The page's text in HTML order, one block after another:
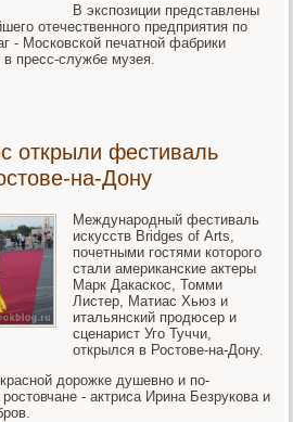
В экспозиции представлены
отечественного предприятия по
- Московской печатной фабрики
пресс-службе музея.
открыли фестиваль
на-Дону
Международный фестиваль
искусств Bridges of Аrts,
почетными гостями которого
стали американские актеры
Марк Дакаскос, Томми
Листер, Матиас Хьюз и
итальянский продюсер и
сценарист Уго Туччи,
открылся в Ростове-на-Дону.
дорожке душевно и по-
- актриса Ирина Безрукова и